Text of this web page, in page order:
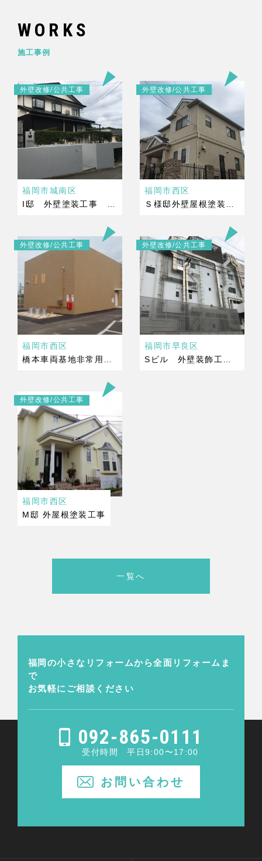
WORKS
施工事例
外壁改修/公共工事
福岡市城南区
外壁改修/公共工事
福岡市西区
外壁改修/公共工事
福岡市西区
外壁改修/公共工事
福岡市早良区
外壁改修/公共工事
福岡市西区
M邸 外屋根塗装工事
一覧へ
福岡の小さなリフォームから全面リフォームま
で
お気軽にご相談ください
092-865-0111
受付時間 平日9:00〜17:00
お問い合わせ